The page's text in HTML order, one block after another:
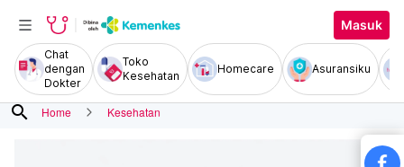
Masuk
Chat
dengan
Dokter
Toko
Kesehatan
Homecare Asuransiku
search Home Kesehatan